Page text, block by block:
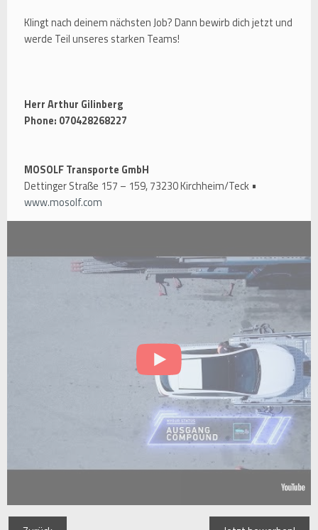
Klingt nach deinem nächsten Job? Dann bewirb dich jetzt und
werde Teil unseres starken Teams!
Herr Arthur Gilinberg
Phone: 070428268227
MOSOLF Transporte GmbH
Dettinger Straße 157 – 159, 73230 Kirchheim/Teck •
www.mosolf.com